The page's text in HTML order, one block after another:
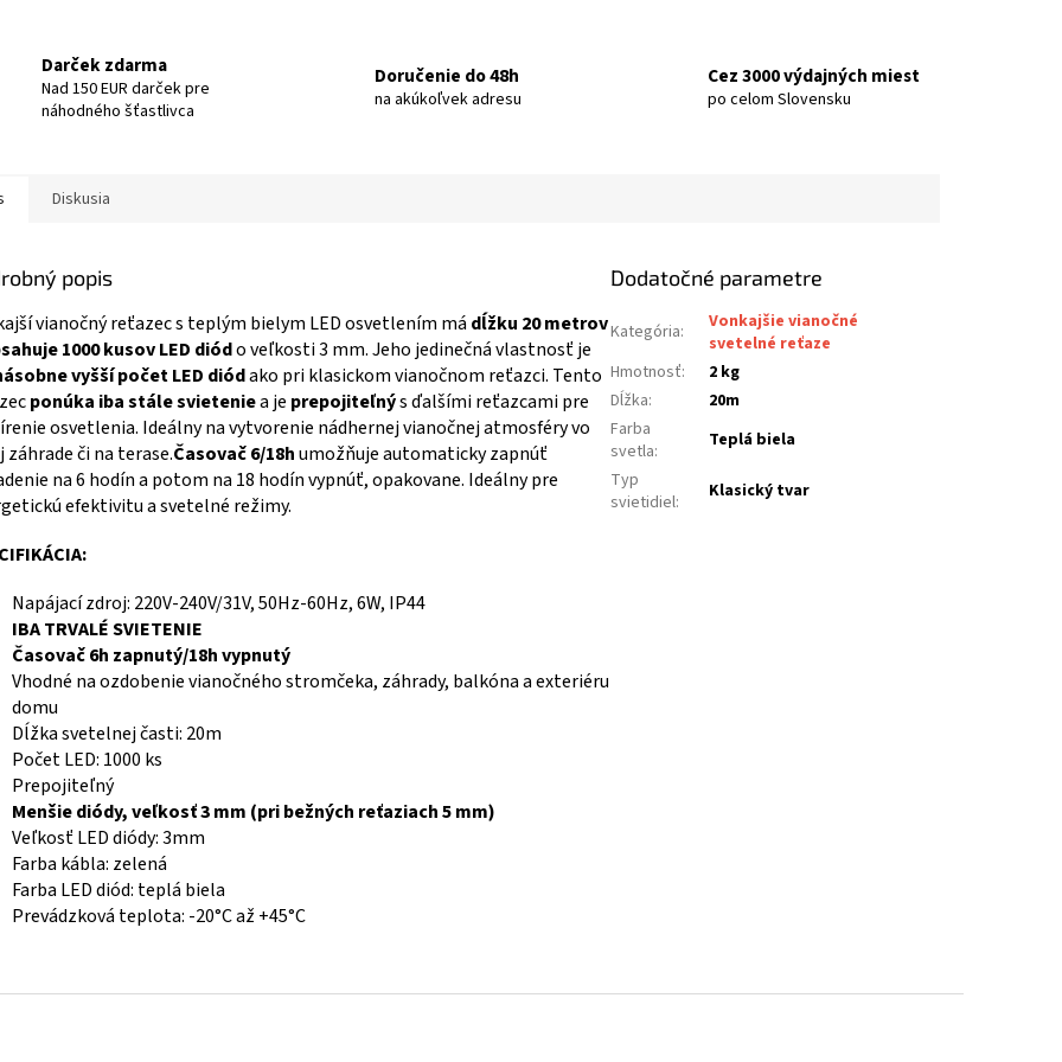
Darček zdarma
Nad 150 EUR darček pre
náhodného šťastlivca
Doručenie do 48h
na akúkoľvek adresu
Cez 3000 výdajných miest
po celom Slovensku
Diskusia
popis
vianočný reťazec s teplým bielym LED osvetlením má dĺžku 20 metrov
1000 kusov LED diódo veľkosti 3 mm. Jeho jedinečná vlastnosť je
vyšší počet LED diódako pri klasickom vianočnom reťazci. Tento
ponúka iba stále svieteniea je prepojiteľnýs ďalšími reťazcami pre
osvetlenia. Ideálny na vytvorenie nádhernej vianočnej atmosféry vo
záhrade či na terase.Časovač 6/18humožňuje automaticky zapnúť
na 6 hodín a potom na 18 hodín vypnúť, opakovane. Ideálny pre
efektivitu a svetelné režimy.
Napájací zdroj: 220V-240V/31V, 50Hz-60Hz, 6W, IP44
IBA TRVALÉ SVIETENIE
Časovač 6h zapnutý/18h vypnutý
Vhodné na ozdobenie vianočného stromčeka, záhrady, balkóna a exteriéru
domu
Dĺžka svetelnej časti: 20m
Počet LED: 1000 ks
Prepojiteľný
Menšie diódy, veľkosť 3 mm (pri bežných reťaziach 5 mm)
Veľkosť LED diódy: 3mm
Farba kábla: zelená
Farba LED diód: teplá biela
Prevádzková teplota: -20°C až +45°C
Dodatočné parametre
Kategória:
Vonkajšie vianočné
svetelné reťaze
Hmotnosť:
2 kg
Dĺžka:
20m
Farba
svetla:
Teplá biela
Typ
svietidiel: Klasický tvar